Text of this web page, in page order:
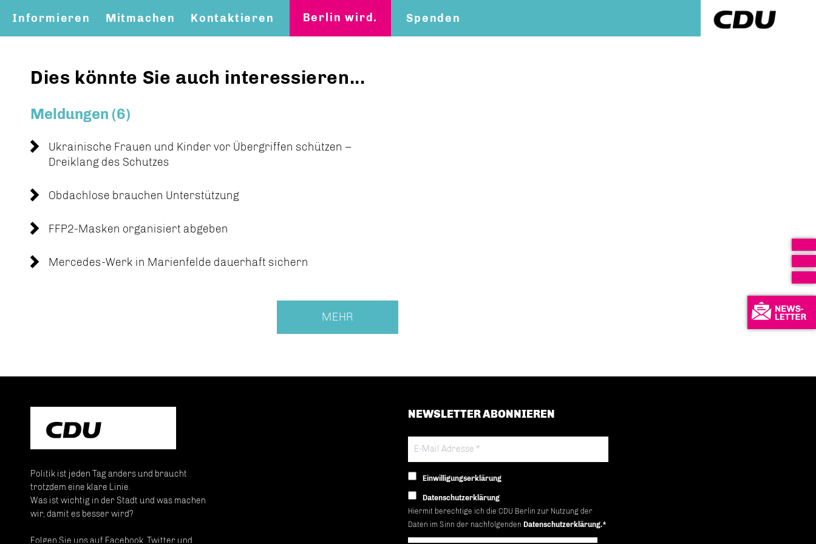
Informieren Mitmachen Kontaktieren Berlin wird. Spenden
Dies könnte Sie auch interessieren...
Meldungen (6)
Ukrainische Frauen und Kinder vor Übergriffen schützen –
Dreiklang des Schutzes
Obdachlose brauchen Unterstützung
FFP2-Masken organisiert abgeben
Mercedes-Werk in Marienfelde dauerhaft sichern
MEHR
Politik ist jeden Tag anders und braucht
trotzdem eine klare Linie.
Was ist wichtig in der Stadt und was machen
wir, damit es besser wird?
Folgen Sie uns auf Facebook, Twitter und
NEWSLETTER ABONNIEREN
Einwilligungserklärung
Datenschutzerklärung
Hiermit berechtige ich die CDU Berlin zur Nutzung der
Daten im Sinn der nachfolgenden Datenschutzerklärung.*